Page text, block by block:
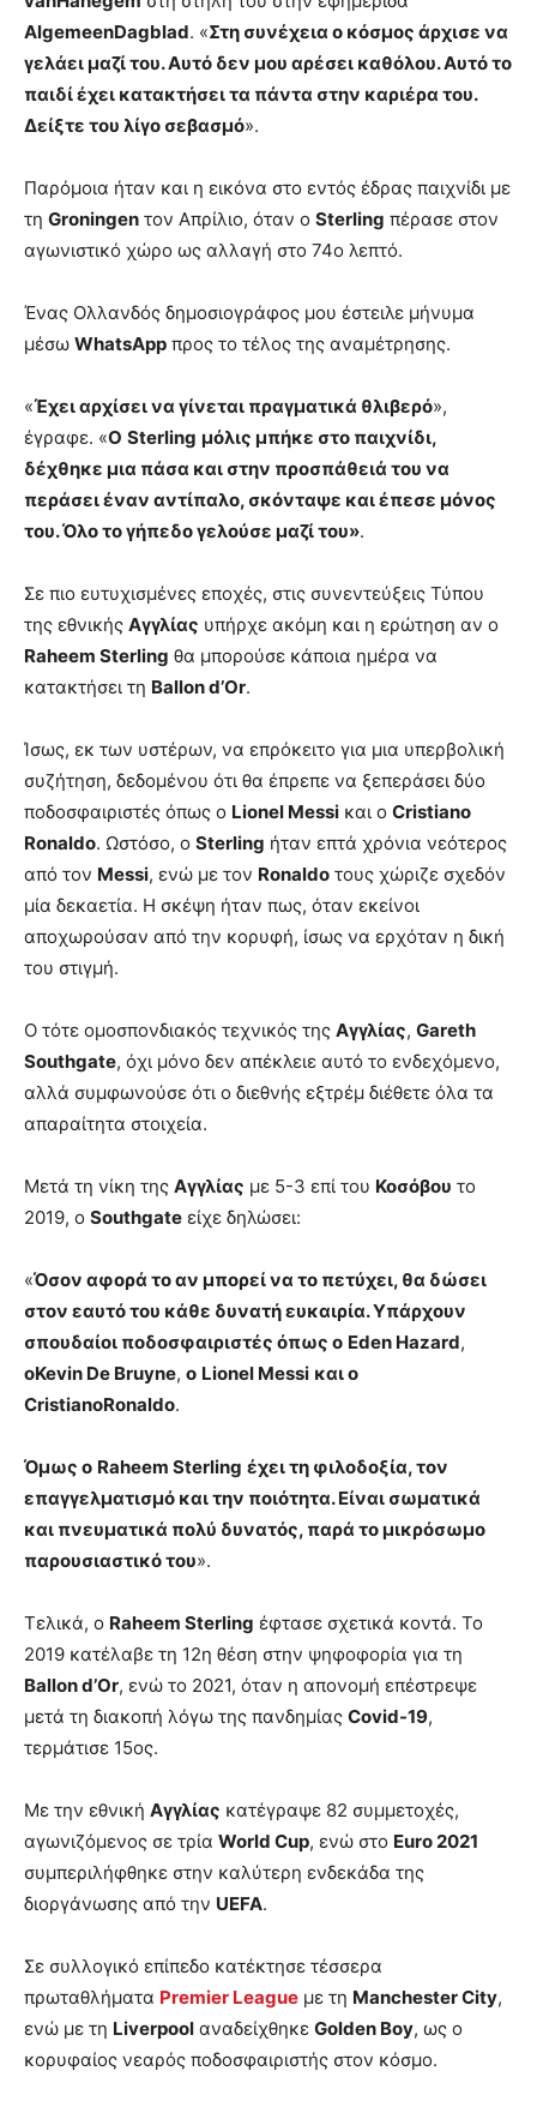
AlgemeenDagblad. «Στη συνέχεια ο κόσμος άρχισε να
γελάει μαζί του. Αυτό δεν μου αρέσει καθόλου. Αυτό το
παιδί έχει κατακτήσει τα πάντα στην καριέρα του.
Δείξτε του λίγο σεβασμό».
Παρόμοια ήταν και η εικόνα στο εντός έδρας παιχνίδι με
τη Groningen τον Απρίλιο, όταν ο Sterling πέρασε στον
αγωνιστικό χώρο ως αλλαγή στο 74ο λεπτό.
Ένας Ολλανδός δημοσιογράφος μου έστειλε μήνυμα
μέσω WhatsApp προς το τέλος της αναμέτρησης.
«Έχει αρχίσει να γίνεται πραγματικά θλιβερό»,
έγραφε. «Ο Sterling μόλις μπήκε στο παιχνίδι,
δέχθηκε μια πάσα και στην προσπάθειά του να
περάσει έναν αντίπαλο, σκόνταψε και έπεσε μόνος
του. Όλο το γήπεδο γελούσε μαζί του».
Σε πιο ευτυχισμένες εποχές, στις συνεντεύξεις Τύπου
της εθνικής Αγγλίας υπήρχε ακόμη και η ερώτηση αν ο
Raheem Sterling θα μπορούσε κάποια ημέρα να
κατακτήσει τη Ballon d’Or.
Ίσως, εκ των υστέρων, να επρόκειτο για μια υπερβολική
συζήτηση, δεδομένου ότι θα έπρεπε να ξεπεράσει δύο
ποδοσφαιριστές όπως ο Lionel Messi και ο Cristiano
Ronaldo. Ωστόσο, ο Sterling ήταν επτά χρόνια νεότερος
από τον Messi, ενώ με τον Ronaldo τους χώριζε σχεδόν
μία δεκαετία. Η σκέψη ήταν πως, όταν εκείνοι
αποχωρούσαν από την κορυφή, ίσως να ερχόταν η δική
του στιγμή.
Ο τότε ομοσπονδιακός τεχνικός της Αγγλίας, Gareth
Southgate, όχι μόνο δεν απέκλειε αυτό το ενδεχόμενο,
αλλά συμφωνούσε ότι ο διεθνής εξτρέμ διέθετε όλα τα
απαραίτητα στοιχεία.
Μετά τη νίκη της Αγγλίας με 5-3 επί του Κοσόβου το
2019, ο Southgate είχε δηλώσει:
«Όσον αφορά το αν μπορεί να το πετύχει, θα δώσει
στον εαυτό του κάθε δυνατή ευκαιρία. Υπάρχουν
σπουδαίοι ποδοσφαιριστές όπως ο Eden Hazard,
οKevin De Bruyne, ο Lionel Messi και ο
CristianoRonaldo.
Όμως ο Raheem Sterling έχει τη φιλοδοξία, τον
επαγγελματισμό και την ποιότητα. Είναι σωματικά
και πνευματικά πολύ δυνατός, παρά το μικρόσωμο
παρουσιαστικό του».
Τελικά, ο Raheem Sterling έφτασε σχετικά κοντά. Το
2019 κατέλαβε τη 12η θέση στην ψηφοφορία για τη
Ballon d’Or, ενώ το 2021, όταν η απονομή επέστρεψε
μετά τη διακοπή λόγω της πανδημίας Covid-19,
τερμάτισε 15ος.
Με την εθνική Αγγλίας κατέγραψε 82 συμμετοχές,
αγωνιζόμενος σε τρία World Cup, ενώ στο Euro 2021
συμπεριλήφθηκε στην καλύτερη ενδεκάδα της
διοργάνωσης από την UEFA.
Σε συλλογικό επίπεδο κατέκτησε τέσσερα
πρωταθλήματα Premier League με τη Manchester City,
ενώ με τη Liverpool αναδείχθηκε Golden Boy, ως ο
κορυφαίος νεαρός ποδοσφαιριστής στον κόσμο.